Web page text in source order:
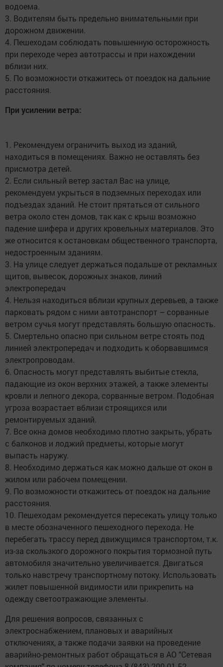
водоема.
3. Водителям быть предельно внимательными при
дорожном движении.
4. Пешеходам соблюдать повышенную осторожность
при переходе через автотрассы и при нахождении
вблизи них.
5. По возможности откажитесь от поездок на дальние
расстояния.
При усилении ветра:
1. Рекомендуем ограничить выход из зданий,
находиться в помещениях. Важно не оставлять без
присмотра детей.
2. Если сильный ветер застал Вас на улице,
рекомендуем укрыться в подземных переходах или
подъездах зданий. Не стоит прятаться от сильного
ветра около стен домов, так как с крыш возможно
падение шифера и других кровельных материалов. Это
же относится к остановкам общественного транспорта,
недостроенным зданиям.
3. На улице следует держаться подальше от рекламных
щитов, вывесок, дорожных знаков, линий
электропередач
4. Нельзя находиться вблизи крупных деревьев, а также
парковать рядом с ними автотранспорт – сорванные
ветром сучья могут представлять большую опасность.
5. Смертельно опасно при сильном ветре стоять под
линией электропередач и подходить к оборвавшимся
электропроводам.
6. Опасность могут представлять выбитые стекла,
падающие из окон верхних этажей, а также элементы
кровли и лепного декора, сорванные ветром. Подобная
угроза возрастает вблизи строящихся или
ремонтируемых зданий.
7. Все окна домов необходимо плотно закрыть, убрать
с балконов и лоджий предметы, которые могут
выпасть наружу.
8. Необходимо держаться как можно дальше от окон в
жилом или рабочем помещении.
9. По возможности откажитесь от поездок на дальние
расстояния.
10. Пешеходам рекомендуется пересекать улицу только
в месте обозначенного пешеходного перехода. Не
перебегать трассу перед движущимся транспортом, т.к.
из-за скользкого дорожного покрытия тормозной путь
автомобиля значительно увеличивается. Двигаться
только навстречу транспортному потоку. Использовать
жилет повышенной видимости или прикрепить на
одежду светоотражающие элементы.
Для решения вопросов, связанных с
электроснабжением, плановых и аварийных
отключениях, а также подачи заявки на проведение
аварийно-ремонтных работ обращаться в АО "Сетевая